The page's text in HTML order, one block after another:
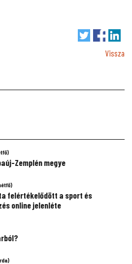
Vissza
Zemplén megye
felértékelődött a sport és
online jelenléte